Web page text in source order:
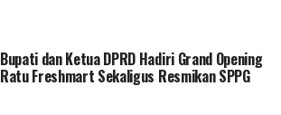
Bupati dan Ketua DPRD Hadiri Grand Opening
Ratu Freshmart Sekaligus Resmikan SPPG